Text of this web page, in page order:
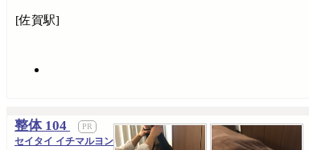
[佐賀駅]
整体 104
セイタイ イチマルヨン